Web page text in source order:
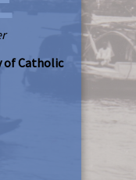
of Catholic